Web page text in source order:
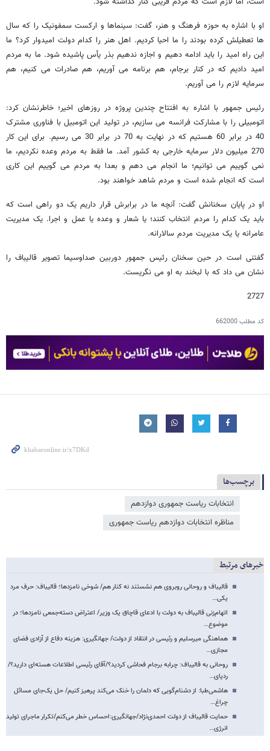
او با اشاره به حوزه فرهنگ و هنر، گفت: سینماها و ارکست سمفونیک را که سال
ها تعطیلش کرده بودند را ما احیا کردیم. اهل هنر را کدام دولت امیدوار کرد؟ ما
این راه امید را باید ادامه دهیم و اجازه ندهیم بذر یأس پاشیده شود. ما به مردم
امید دادیم که در کنار برجام، هم برنامه می آوریم، هم صادرات می کنیم، هم
سرمایه لازم را می آوریم.
رئیس جمهور با اشاره به افتتاح چندین پروژه در روزهای اخیر؛ خاطرنشان کرد:
اتومبیلی را با مشارکت فرانسه می سازیم، در تولید این اتومبیل با فناوری مشترک
40 در برابر 60 هستیم که در نهایت به 70 در برابر 30 می رسیم. برای این کار
270 میلیون دلار سرمایه خارجی به کشور آمد. ما فقط به مردم وعده نکردیم، ما
نمی گوییم می توانیم؛ ما انجام می دهم و بعدا به مردم می گوییم این کاری
است که انجام شده است و مردم شاهد خواهند بود.
او در پایان سخنانش گفت: آنچه ما در برابرش قرار داریم یک دو راهی است که
باید یک کدام را مردم انتخاب کنند؛ یا شعار و وعده یا عمل و اجرا. یک مدیریت
عامرانه یا یک مدیریت مردم سالارانه.
گفتنی است در حین سخنان رئیس جمهور دوربین صداوسیما تصویر قالیباف را
نشان می داد که با لبخند به او می نگریست.
2727
کد مطلب662000
برچسب‌ها
انتخابات ریاست جمهوری دوازدهم
مناظره انتخابات دوازدهم ریاست جمهوری
خبرهای مرتبط
قالیباف و روحانی روبروی هم نشستند نه کنار هم/ شوخی نامزدها؛ قالیباف: حرف مرد
یکی…
اتهام‌‌زنی قالیباف به دولت با ادعای قاچاق یک وزیر/ اعتراض دسته‌جمعی نامزدها؛ در
موضوع…
هماهنگی میرسلیم و رئیسی در انتقاد از دولت/ جهانگیری: هزینه دفاع از آزادی فضای
مجازی…
روحانی به قالیباف: چرابه برجام فحاشی کردید؟/آقای رئیسی اطلاعات هسته‌ای دارید؟/
ردپای…
هاشمی‌طبا: از دشنام‌گویی که دلمان را خنک می‌کند پرهیز کنیم/ حل یک‌جای مسائل
چراغ…
حمایت قالیباف از دولت احمدی‌نژاد/جهانگیری:احساس خطر می‌کنم/تکرار ماجرای تولید
انرژی…